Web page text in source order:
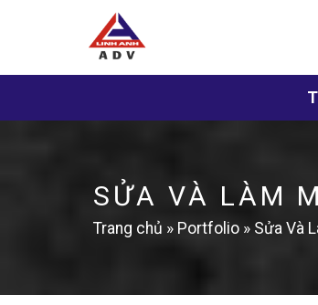
SỬA VÀ LÀM
Trang chủ » Portfolio » Sửa Và